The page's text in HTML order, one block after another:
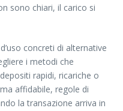
sono chiari, il carico si
concreti di alternative
i metodi che
rapidi, ricariche o
affidabile, regole di
la transazione arriva in